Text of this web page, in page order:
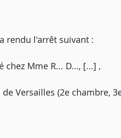
a rendu l'arrêt suivant :
Mme R... D..., [...] ,
Versailles (2e chambre,